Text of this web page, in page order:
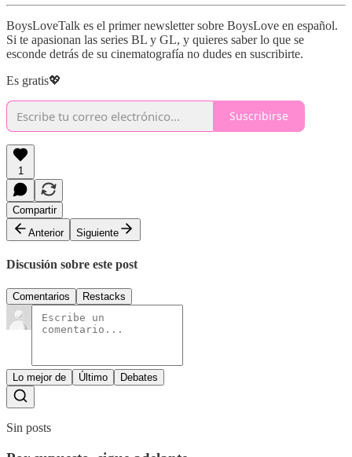
BoysLoveTalk es el primer newsletter sobre BoysLove en español.
Si te apasionan las series BL y GL, y quieres saber lo que se
esconde detrás de su cinematografía no dudes en suscribirte.
Es gratis💖
Suscribirse
1
Compartir
Anterior
Siguiente
Discusión sobre este post
Comentarios Restacks
Lo mejor de Último Debates
Sin posts